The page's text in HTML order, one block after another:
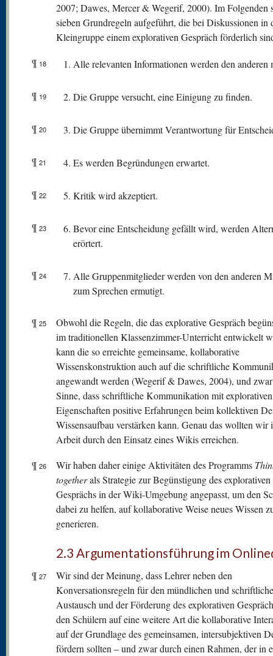
2007; Dawes, Mercer & Wegerif, 2000). Im Folgenden
sieben Grundregeln aufgeführt, die bei Diskussionen in
Kleingruppe einem explorativen Gespräch förderlich
¶ 18 Alle relevanten Informationen werden den anderen
¶ 19 Die Gruppe versucht, eine Einigung zu finden.
¶ 20 Die Gruppe übernimmt Verantwortung für
¶ 21 Es werden Begründungen erwartet.
¶ 22 Kritik wird akzeptiert.
¶ 23
Bevor eine Entscheidung gefällt wird, werden
erörtert.
¶ 24
Alle Gruppenmitglieder werden von den anderen
zum Sprechen ermutigt.
¶ 25
Obwohl die Regeln, die das explorative Gespräch
im traditionellen Klassenzimmer-Unterricht entwickelt
kann die so erreichte gemeinsame, kollaborative
Wissenskonstruktion auch auf die schriftliche
angewandt werden (Wegerif & Dawes, 2004), und
Sinne, dass schriftliche Kommunikation mit explorativen
Eigenschaften positive Erfahrungen beim kollektiven
Wissensaufbau verstärken kann. Genau das wollten wir
Arbeit durch den Einsatz eines Wikis erreichen.
¶ 26 Wir haben daher einige Aktivitäten des Programms
togetherals Strategie zur Begünstigung des explorativen
Gesprächs in der Wiki-Umgebung angepasst, um den
dabei zu helfen, auf kollaborative Weise neues Wissen
generieren.
2.3 Argumentationsführung im
¶ 27
Wir sind der Meinung, dass Lehrer neben den
Konversationsregeln für den mündlichen und
Austausch und der Förderung des explorativen
den Schülern auf eine weitere Art die kollaborative
auf der Grundlage des gemeinsamen, intersubjektiven
fördern sollten – und zwar durch einen Rahmen, der in